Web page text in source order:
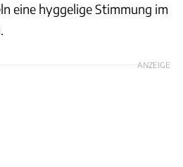
eine hyggelige Stimmung im
ANZEIGE